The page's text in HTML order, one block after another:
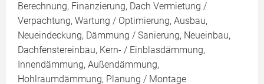
Berechnung, Finanzierung, Dach Vermietung /
Verpachtung, Wartung / Optimierung, Ausbau,
Neueindeckung, Dämmung / Sanierung, Neueinbau,
Dachfenstereinbau, Kern- / Einblasdämmung,
Innendämmung, Außendämmung,
Hohlraumdämmung, Planung / Montage